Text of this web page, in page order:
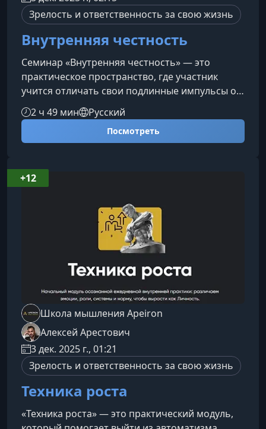
Зрелость и ответственность за свою жизнь
Внутренняя честность
Семинар «Внутренняя честность» — это
практическое пространство, где участник
учится отличать свои подлинные импульсы от
социальных масок и привычных защит. Это не
психологический трюк и не быстрый лайфхак:
это возвращение к себе, к внутренней
траектории, на которой человек перестаёт
слышать настоящие смыслы.Почему
современному человеку так сложно «быть
собой»Мир формирует привычку к
адаптивным ролям, и
2 ч 49 мин Русский
Посмотреть
Школа мышления Apeiron
Алексей Арестович
3 дек. 2025 г., 01:21
Зрелость и ответственность за свою жизнь
Техника роста
«Техника роста» — это практический модуль,
+12